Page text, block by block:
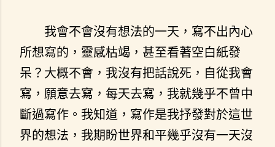
我會不會沒有想法的一天，寫不出內心
所想寫的，靈感枯竭，甚至看著空白紙發
呆？大概不會，我沒有把話說死，自從我會
寫，願意去寫，每天去寫，我就幾乎不曾中
斷過寫作。我知道，寫作是我抒發對於這世
界的想法，我期盼世界和平幾乎沒有一天沒